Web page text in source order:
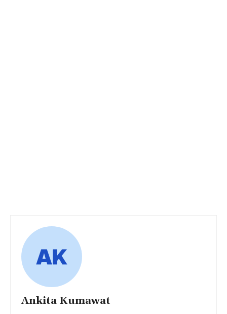
Ankita Kumawat